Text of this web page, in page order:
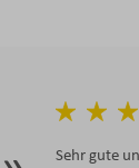
Sehr gute